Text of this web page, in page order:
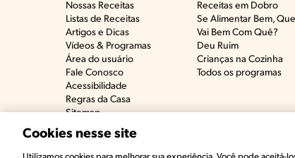
Nossas Receitas
Listas de Receitas​
Artigos e Dicas​
Vídeos & Programas​
Área do usuário
Fale Conosco
Acessibilidade
Regras da Casa
Sitemap
Receitas em Dobro
Se Alimentar Bem,
Vai Bem Com Quê?​
Deu Ruim​
Crianças na Cozinha​
Todos os programas
©2022, Nestlé. Marcas registradas por
Cookies nesse site